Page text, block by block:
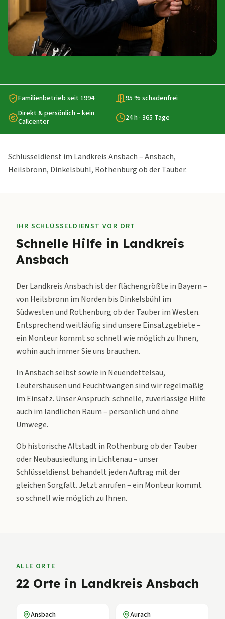
Familienbetrieb seit 1994
95 % schadenfrei
Direkt & persönlich – kein
Callcenter
24 h · 365 Tage
Schlüsseldienst im Landkreis Ansbach – Ansbach,
Heilsbronn, Dinkelsbühl, Rothenburg ob der Tauber.
IHR SCHLÜSSELDIENST VOR ORT
Schnelle Hilfe in Landkreis
Ansbach
Der Landkreis Ansbach ist der flächengrößte in Bayern –
von Heilsbronn im Norden bis Dinkelsbühl im
Südwesten und Rothenburg ob der Tauber im Westen.
Entsprechend weitläufig sind unsere Einsatzgebiete –
ein Monteur kommt so schnell wie möglich zu Ihnen,
wohin auch immer Sie uns brauchen.
In Ansbach selbst sowie in Neuendettelsau,
Leutershausen und Feuchtwangen sind wir regelmäßig
im Einsatz. Unser Anspruch: schnelle, zuverlässige Hilfe
auch im ländlichen Raum – persönlich und ohne
Umwege.
Ob historische Altstadt in Rothenburg ob der Tauber
oder Neubausiedlung in Lichtenau – unser
Schlüsseldienst behandelt jeden Auftrag mit der
gleichen Sorgfalt. Jetzt anrufen – ein Monteur kommt
so schnell wie möglich zu Ihnen.
ALLE ORTE
22 Orte in Landkreis Ansbach
Ansbach Aurach